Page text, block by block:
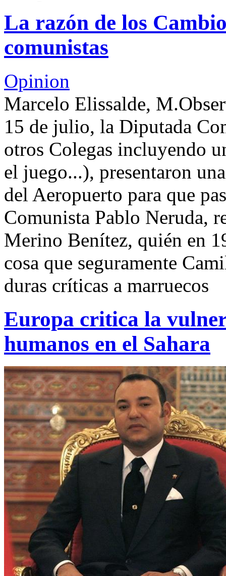
La razón de los
comunistas
Opinion
Marcelo Elissalde,
15 de julio, la Diputada
otros Colegas incluyendo
el juego...), presentaron
del Aeropuerto para que
Comunista Pablo Neruda,
Merino Benítez, quién en
cosa que seguramente
duras críticas a marruecos
Europa critica la
humanos en el Sahara